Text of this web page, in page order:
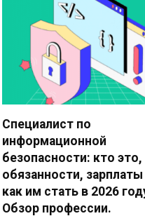
Специалист по
информационной
безопасности: кто это,
обязанности, зарплаты
как им стать в 2026
Обзор профессии.